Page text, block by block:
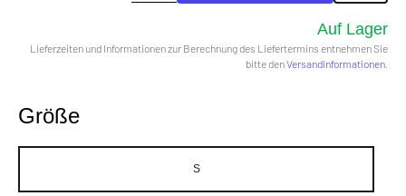
Auf Lager
Lieferzeiten und Informationen zur Berechnung des Liefertermins entnehmen Sie
bitte denVersandinformationen
Größe
S